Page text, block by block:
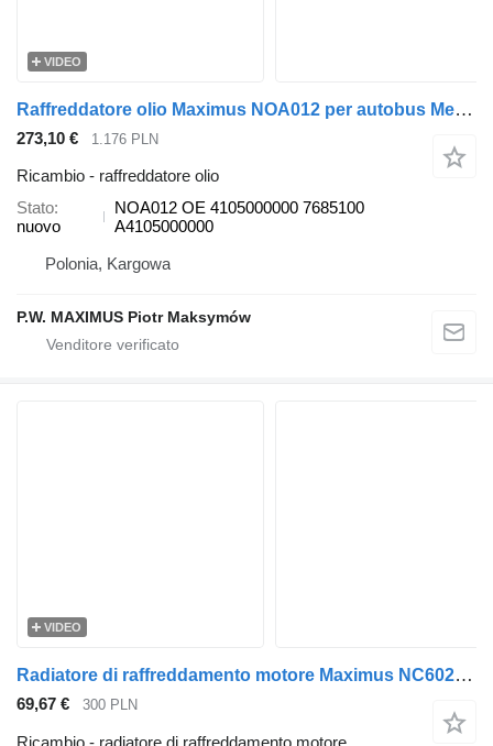
VIDEO
Raffreddatore olio Maximus NOA012 per autobus Mercedes-Benz CITARO
273,10 € 1.176 PLN
Ricambio - raffreddatore olio
Stato
nuovo
NOA012 OE 4105000000 7685100
A4105000000
Polonia, Kargowa
P.W. MAXIMUS Piotr Maksymów
VIDEO
Radiatore di raffreddamento motore Maximus NC6029 per camion Renault MIDLUM 06
69,67 € 300 PLN
Ricambio - radiatore di raffreddamento motore